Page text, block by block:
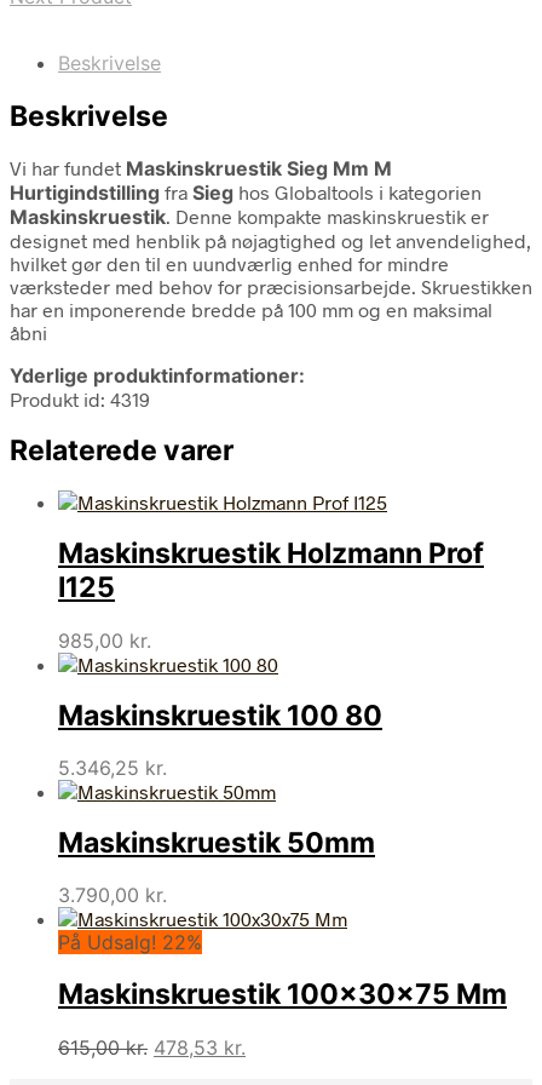
Beskrivelse
Beskrivelse
Vi har fundet Maskinskruestik Sieg Mm M
Hurtigindstilling fra Sieg hos Globaltools i kategorien
Maskinskruestik. Denne kompakte maskinskruestik er
designet med henblik på nøjagtighed og let anvendelighed,
hvilket gør den til en uundværlig enhed for mindre
værksteder med behov for præcisionsarbejde. Skruestikken
har en imponerende bredde på 100 mm og en maksimal
åbni
Yderlige produktinformationer:
Produkt id: 4319
Relaterede varer
Maskinskruestik Holzmann Prof
I125
985,00 kr.
Maskinskruestik 100 80
5.346,25 kr.
Maskinskruestik 50mm
3.790,00 kr.
På Udsalg! 22%
Maskinskruestik 100x30x75 Mm
615,00kr. Den
478,53 kr.